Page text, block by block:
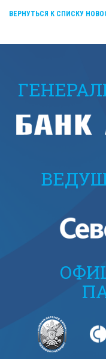
ВЕРНУТЬСЯ К СПИСКУ